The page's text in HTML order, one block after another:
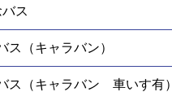
ス
ス（キャラバン）
ス（キャラバン 車いす有）